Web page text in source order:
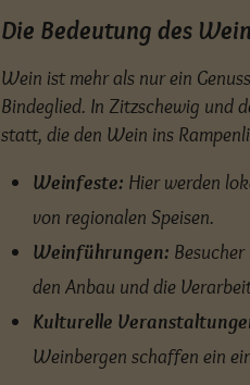
Die Bedeutung des
Wein ist mehr als nur ein
Bindeglied. In Zitzschewig und
statt, die den Wein ins
Weinfeste: Hier werden
von regionalen Speisen.
Weinführungen:
den Anbau und die
Kulturelle
Weinbergen schaffen ein